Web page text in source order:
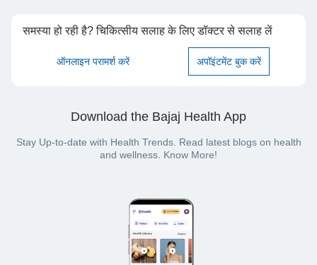
समस्या हो रही है? चिकित्सीय सलाह के लिए डॉक्टर से सलाह लें
ऑनलाइन परामर्श करें अपॉइंटमेंट बुक करें
Download the Bajaj Health App
Stay Up-to-date with Health Trends. Read latest blogs on health
and wellness. Know More!